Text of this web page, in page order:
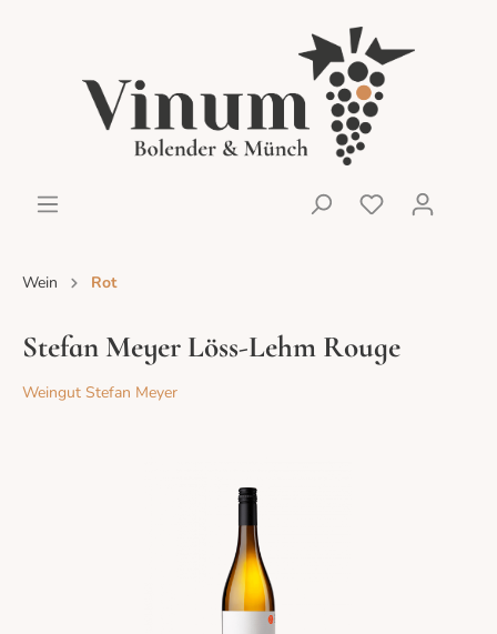
Wein Rot
Stefan Meyer Löss-Lehm Rouge
Weingut Stefan Meyer